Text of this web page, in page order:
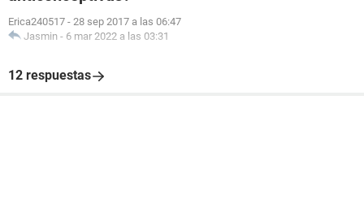
Erica240517 - 28 sep 2017 a las 06:47
Jasmin - 6 mar 2022 a las 03:31
12 respuestas